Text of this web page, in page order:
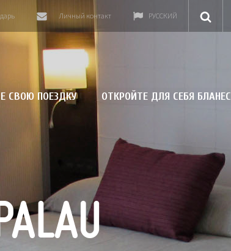
Личный контакт РУССКИЙ
СВОЮ ПОЕЗДКУ ОТКРОЙТЕ ДЛЯ СЕБЯ БЛАНЕС